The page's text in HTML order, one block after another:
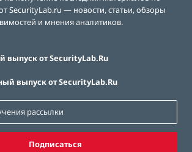
SecurityLab.ru — новости, статьи, обзоры
и мнения аналитиков.
выпуск от SecurityLab.Ru
выпуск от SecurityLab.Ru
Подписаться